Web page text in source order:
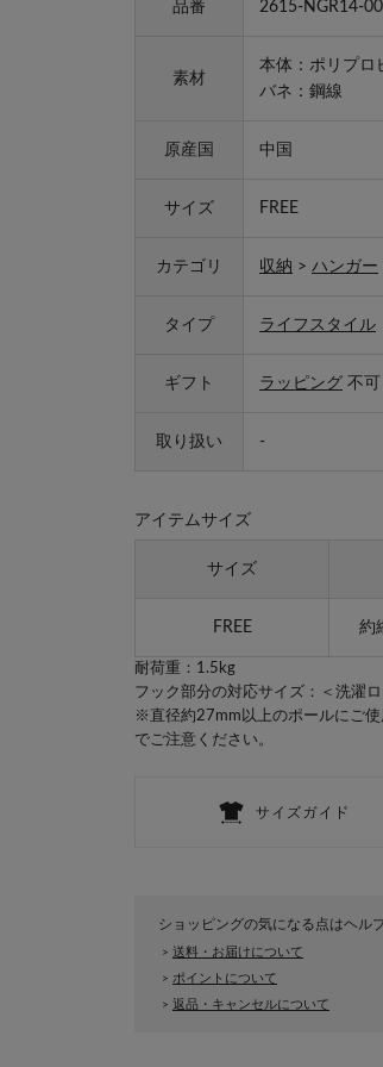
品番 2615-NGR14-
素材
本体：ポリプロ
バネ：鋼線
原産国 中国
サイズ FREE
カテゴリ 収納 > ハンガー
タイプ ライフスタイル
ギフト ラッピング 不可
取り扱い -
アイテムサイズ
サイズ
FREE 約
耐荷重：1.5kg
フック部分の対応サイズ：＜洗濯
※直径約27mm以上のポールにご
でご注意ください。
ショッピングの気になる点はヘル
> 送料・お届けについて
> ポイントについて
> 返品・キャンセルについて